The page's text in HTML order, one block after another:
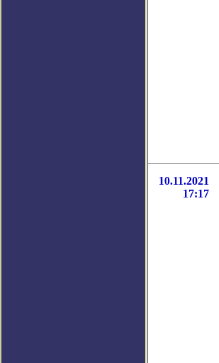
10.11.2021
17:17